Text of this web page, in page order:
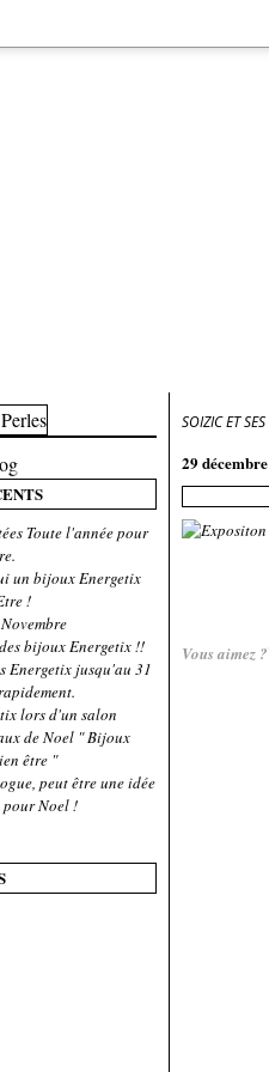
Toute l'année pour
un bijoux Energetix
!
bijoux Energetix !!
Energetix jusqu'au 31
lors d'un salon
de Noel " Bijoux
être "
peut être une idée
pour Noel !
SOIZIC ET
29
Vous aimez ?